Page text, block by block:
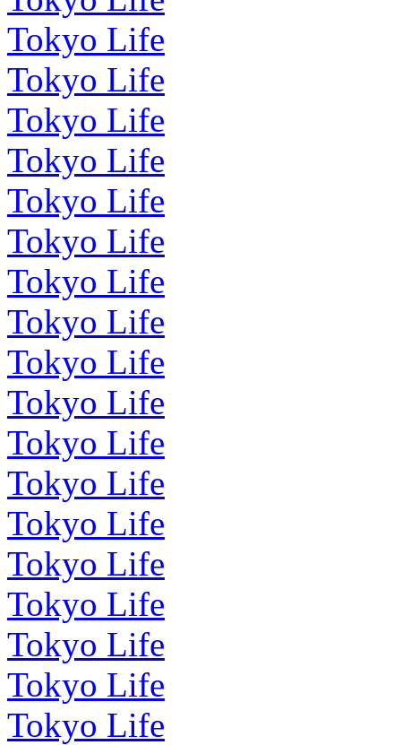
Tokyo Life
Tokyo Life
Tokyo Life
Tokyo Life
Tokyo Life
Tokyo Life
Tokyo Life
Tokyo Life
Tokyo Life
Tokyo Life
Tokyo Life
Tokyo Life
Tokyo Life
Tokyo Life
Tokyo Life
Tokyo Life
Tokyo Life
Tokyo Life